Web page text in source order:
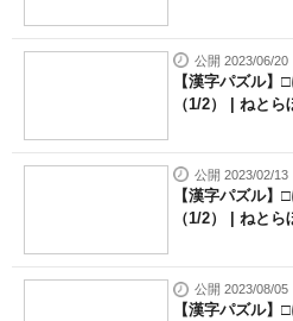
公開 2023/06/20
【漢字パズル】
（1/2） | ねとら
公開 2023/02/13
【漢字パズル】
（1/2） | ねとら
公開 2023/08/05
【漢字パズル】